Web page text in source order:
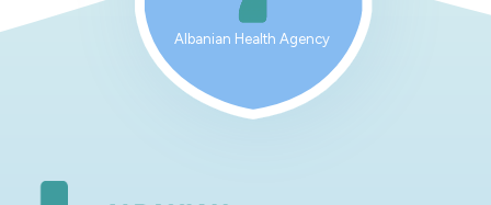
Albanian Health Agency